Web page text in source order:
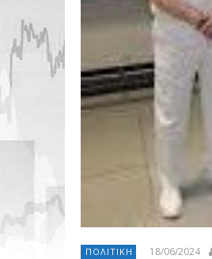
ΠΟΛΙΤΙΚΉ 18/06/2024